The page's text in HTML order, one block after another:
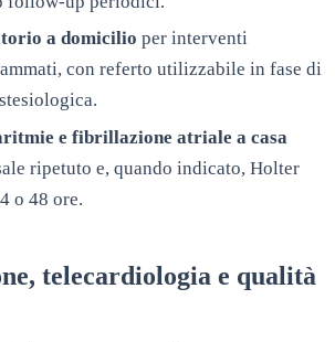
a domicilio per interventi
con referto utilizzabile in fase di
e fibrillazione atriale a casa
ripetuto e, quando indicato, Holter
o 48 ore.
telecardiologia e qualità